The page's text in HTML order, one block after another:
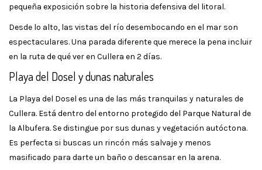
pequeña exposición sobre la historia defensiva del litoral.
Desde lo alto, las vistas del río desembocando en el mar son
espectaculares. Una parada diferente que merece la pena incluir
en la ruta de qué ver en Cullera en 2 días.
Playa del Dosel y dunas naturales
La Playa del Dosel es una de las más tranquilas y naturales de
Cullera. Está dentro del entorno protegido del Parque Natural de
la Albufera. Se distingue por sus dunas y vegetación autóctona.
Es perfecta si buscas un rincón más salvaje y menos
masificado para darte un baño o descansar en la arena.